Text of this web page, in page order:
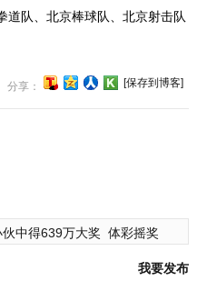
队、北京棒球队、北京射击队
分享： [保存到博客]
中得639万大奖 体彩摇奖
我要发布